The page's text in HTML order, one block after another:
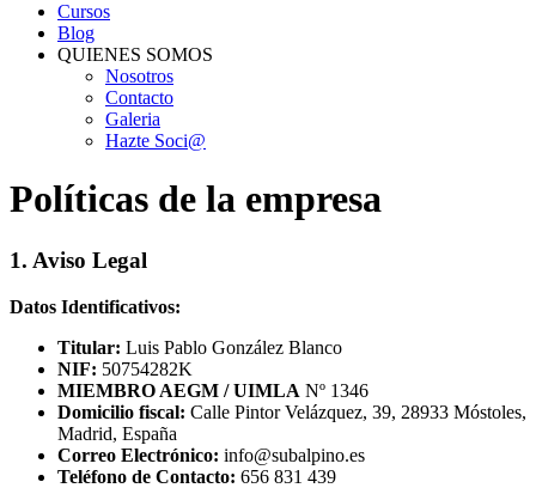
Cursos
Blog
QUIENES SOMOS
Nosotros
Contacto
Galeria
Hazte Soci@
Políticas de la empresa
1. Aviso Legal
Datos Identificativos:
Titular: Luis Pablo González Blanco
NIF: 50754282K
MIEMBRO AEGM / UIMLA Nº 1346
Domicilio fiscal: Calle Pintor Velázquez, 39, 28933 Móstoles,
Madrid, España
Correo Electrónico: info@subalpino.es
Teléfono de Contacto: 656 831 439